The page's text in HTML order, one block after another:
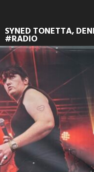
SYNED TONETTA,
#RADIO